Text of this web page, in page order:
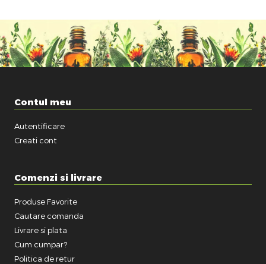
Contul meu
Autentificare
Creati cont
Comenzi si livrare
Produse Favorite
Cautare comanda
Livrare si plata
Cum cumpar?
Politica de retur